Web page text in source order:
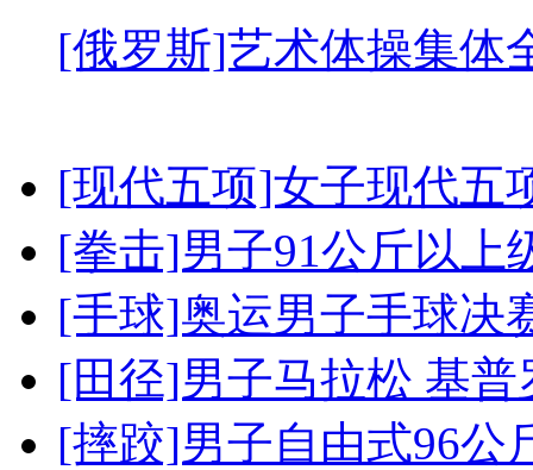
[俄罗斯]艺术体操集体
[现代五项]女子现代五
[拳击]男子91公斤以上
[手球]奥运男子手球决
[田径]男子马拉松 基
[摔跤]男子自由式96公